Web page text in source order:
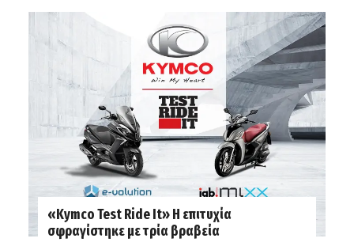
«KymcoTest Ride It»Η επιτυχία
σφραγίστηκε με τρία βραβεία